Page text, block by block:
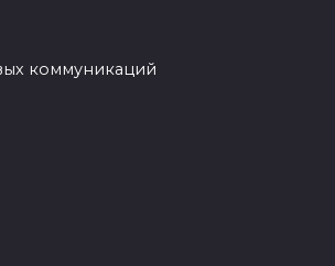
коммуникаций